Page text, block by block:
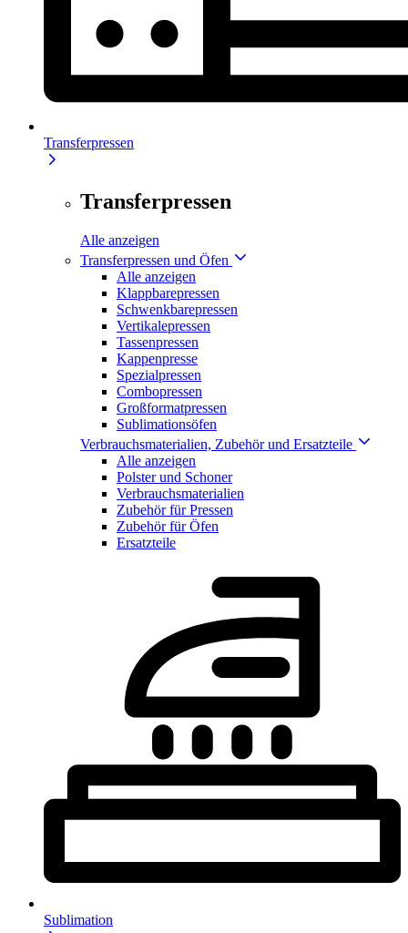
Transferpressen
Transferpressen
Alle anzeigen
Transferpressen und Öfen
Alle anzeigen
Klappbarepressen
Schwenkbarepressen
Vertikalepressen
Tassenpressen
Kappenpresse
Spezialpressen
Combopressen
Großformatpressen
Sublimationsöfen
Verbrauchsmaterialien, Zubehör und Ersatzteile
Alle anzeigen
Polster und Schoner
Verbrauchsmaterialien
Zubehör für Pressen
Zubehör für Öfen
Ersatzteile
Sublimation